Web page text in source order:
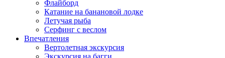
Флайборд
Катание на банановой лодке
Летучая рыба
Серфинг с веслом
Впечатления
Вертолетная экскурсия
Экскурсия на багги